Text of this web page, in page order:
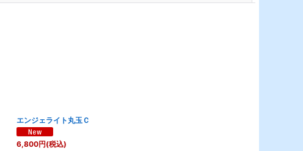
エンジェライト丸玉Ｃ
6,800円(税込)